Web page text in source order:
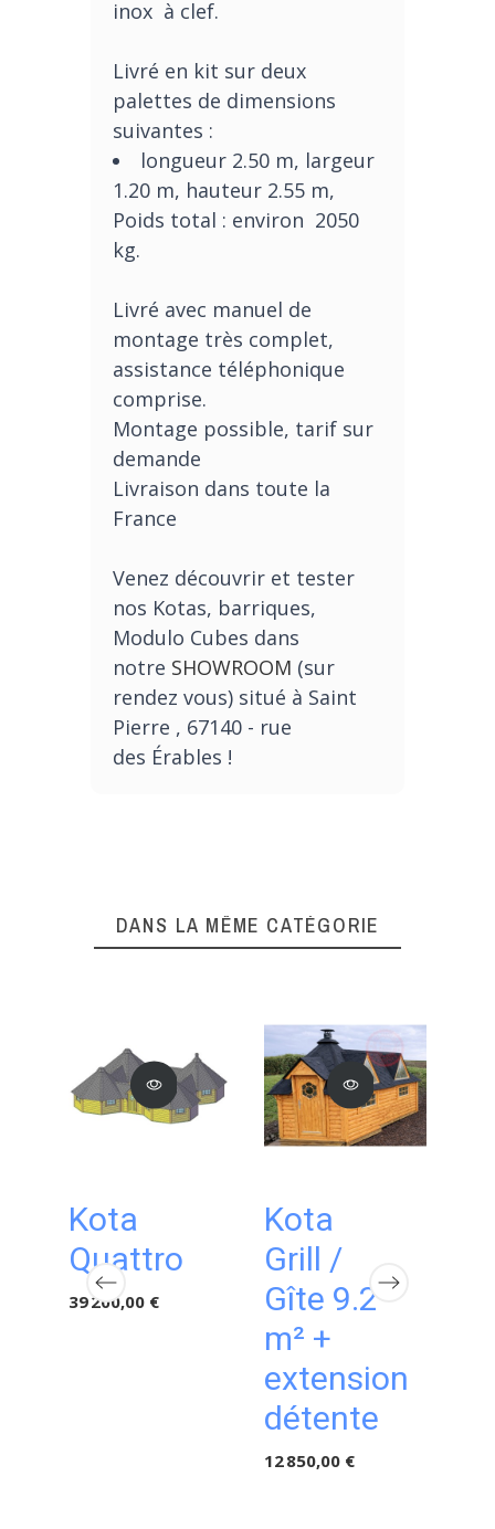
inox à clef.
Livré en kit sur deux
palettes de dimensions
suivantes :
longueur 2.50 m, largeur
1.20 m, hauteur 2.55 m,
Poids total : environ 2050
kg.
Livré avec manuel de
montage très complet,
assistance téléphonique
comprise.
Montage possible, tarif sur
demande
Livraison dans toute la
France
Venez découvrir et tester
nos Kotas, barriques,
Modulo Cubes dans
notre SHOWROOM (sur
rendez vous) situé à Saint
Pierre , 67140 - rue
des Érables !
DANS LA MÊME CATÉGORIE
Kota
Quattro
39 200,00 €
Kota
Grill /
Gîte 9.2
m² +
extension
détente
12 850,00 €